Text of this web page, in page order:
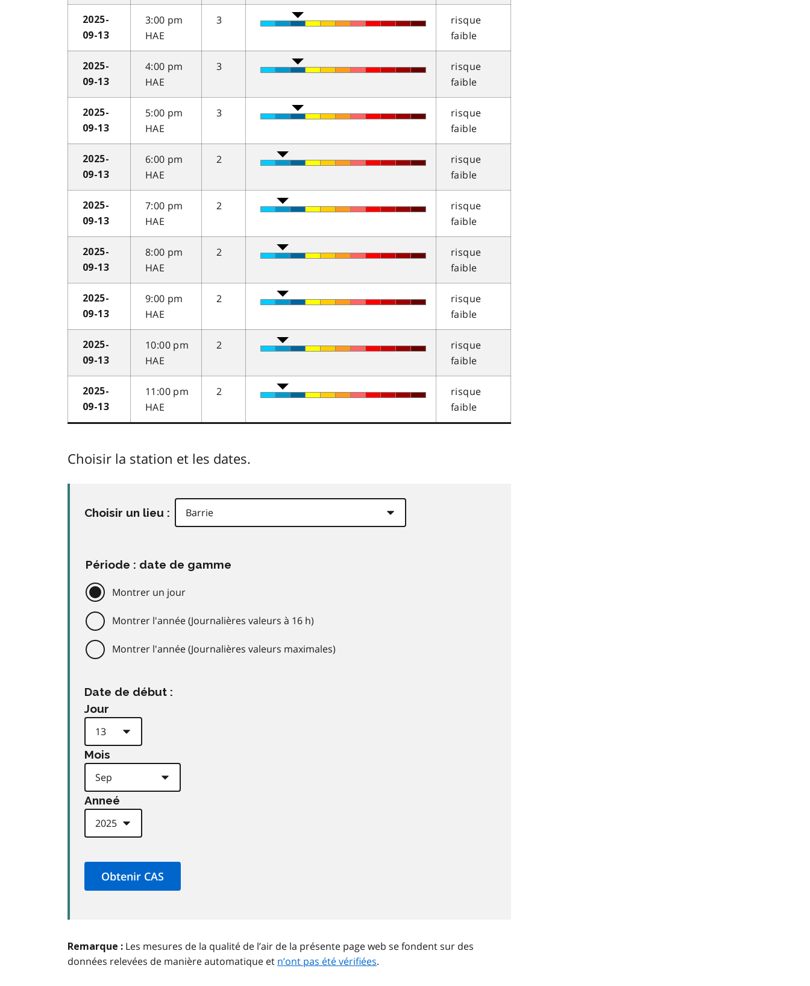
2025-
09-13
3:00 pm
HAE
3
risque
faible
2025-
09-13
4:00 pm
HAE
3
risque
faible
2025-
09-13
5:00 pm
HAE
3
risque
faible
2025-
09-13
6:00 pm
HAE
2
risque
faible
2025-
09-13
7:00 pm
HAE
2
risque
faible
2025-
09-13
8:00 pm
HAE
2
risque
faible
2025-
09-13
9:00 pm
HAE
2
risque
faible
2025-
09-13
10:00 pm
HAE
2
risque
faible
2025-
09-13
11:00 pm
HAE
2
risque
faible
Choisir la station et les dates.
Choisir un lieu :
Période : date de gamme
Montrer un jour
Montrer l'année (Journalières valeurs à 16 h)
Montrer l'année (Journalières valeurs maximales)
Date de début :
Jour
Mois
Anneé
Remarque : Les mesures de la qualité de l’air de la présente page web se fondent sur des
données relevées de manière automatique et n’ont pas été vérifiées.